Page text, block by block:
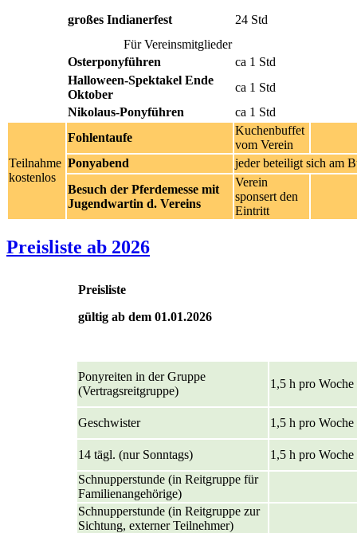
großes Indianerfest
24 Std
Für Vereinsmitglieder
Osterponyführen
ca 1 Std
Halloween-Spektakel Ende
Oktober
ca 1 Std
Nikolaus-Ponyführen
ca 1 Std
Teilnahme
kostenlos
Fohlentaufe
Kuchenbuffet
vom Verein
Ponyabend
jeder beteiligt sich am
Besuch der Pferdemesse mit
Jugendwartin d. Vereins
Verein
sponsert den
Eintritt
Preisliste ab 2026
Preisliste
gültig ab dem 01.01.2026
Ponyreiten in der Gruppe
(Vertragsreitgruppe)
1,5 h pro Woche
Geschwister 1,5 h pro Woche
14 tägl. (nur Sonntags)
1,5 h pro Woche
Schnupperstunde (in Reitgruppe für
Familienangehörige)
Schnupperstunde (in Reitgruppe zur
Sichtung, externer Teilnehmer)